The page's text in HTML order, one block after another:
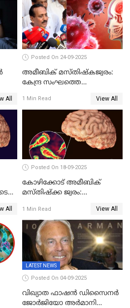
All
Posted On 24-09-2025
അമീബിക് മസ്തിഷ്കജ്വരം:
കേന്ദ്ര സംഘത്തെ
രാഘവൻ എം.പി
1 Min Read View All
All
Posted On 18-09-2025
കോഴിക്കോട് അമീബിക്
മസ്തിഷ്‌ക്ക ജ്വരം:
കാരിക്ക് രോഗമുക്തി
1 Min Read View All
LATEST NEWS
Posted On 04-09-2025
വിഖ്യാത ഫാഷന്‍ ഡിസൈനര്‍
ജോര്‍ജിയോ അര്‍മാനി